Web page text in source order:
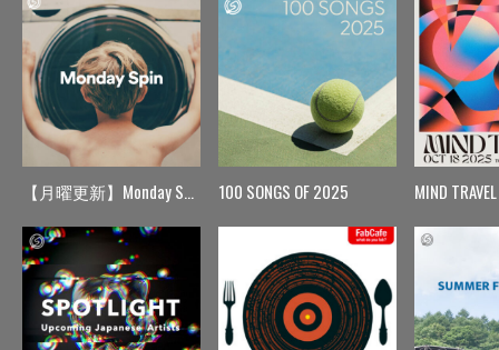
【月曜更新】Monday Spin 100 SONGS OF 2025 MIND TRAVEL